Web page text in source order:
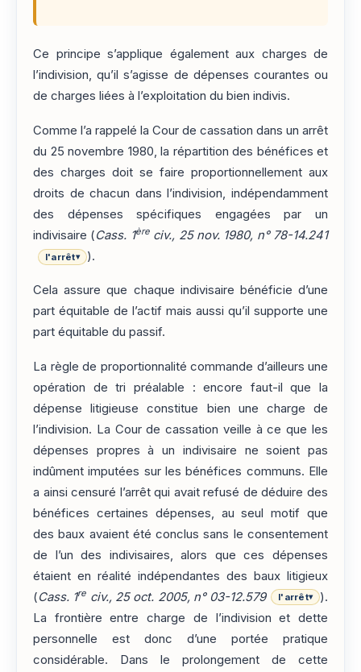
Ce principe s’applique également aux charges de
l’indivision, qu’il s’agisse de dépenses courantes ou
de charges liées à l’exploitation du bien indivis.
Comme l’a rappelé la Cour de cassation dans un arrêt
du 25 novembre 1980, la répartition des bénéfices et
des charges doit se faire proportionnellement aux
droits de chacun dans l’indivision, indépendamment
des dépenses spécifiques engagées par un
indivisaire (Cass. 1èreciv., 25 nov. 1980, n° 78-14.241
l'arrêt▾ ).
Cela assure que chaque indivisaire bénéficie d’une
part équitable de l’actif mais aussi qu’il supporte une
part équitable du passif.
La règle de proportionnalité commande d’ailleurs une
opération de tri préalable : encore faut-il que la
dépense litigieuse constitue bien une charge de
l’indivision. La Cour de cassation veille à ce que les
dépenses propres à un indivisaire ne soient pas
indûment imputées sur les bénéfices communs. Elle
a ainsi censuré l’arrêt qui avait refusé de déduire des
bénéfices certaines dépenses, au seul motif que
des baux avaient été conclus sans le consentement
de l’un des indivisaires, alors que ces dépenses
étaient en réalité indépendantes des baux litigieux
(Cass. 1re civ., 25 oct. 2005, n° 03-12.579 l'arrêt▾
).
La frontière entre charge de l’indivision et dette
personnelle est donc d’une portée pratique
considérable. Dans le prolongement de cette